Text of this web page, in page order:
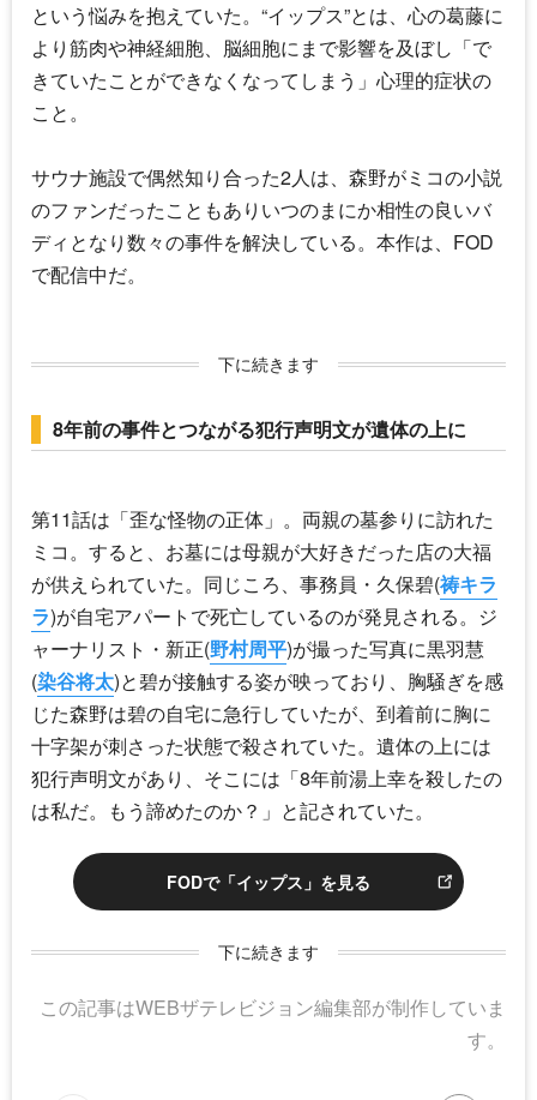
という悩みを抱えていた。“イップス”とは、心の葛藤に
より筋肉や神経細胞、脳細胞にまで影響を及ぼし「で
きていたことができなくなってしまう」心理的症状の
こと。
サウナ施設で偶然知り合った2人は、森野がミコの小説
のファンだったこともありいつのまにか相性の良いバ
ディとなり数々の事件を解決している。本作は、FOD
で配信中だ。
下に続きます
8年前の事件とつながる犯行声明文が遺体の上に
第11話は「歪な怪物の正体」。両親の墓参りに訪れた
ミコ。すると、お墓には母親が大好きだった店の大福
が供えられていた。同じころ、事務員・久保碧(祷キラ
ラ)が自宅アパートで死亡しているのが発見される。ジ
ャーナリスト・新正(野村周平)が撮った写真に黒羽慧
(染谷将太)と碧が接触する姿が映っており、胸騒ぎを感
じた森野は碧の自宅に急行していたが、到着前に胸に
十字架が刺さった状態で殺されていた。遺体の上には
犯行声明文があり、そこには「8年前湯上幸を殺したの
は私だ。もう諦めたのか？」と記されていた。
FODで「イップス」を見る
下に続きます
この記事はWEBザテレビジョン編集部が制作していま
す。